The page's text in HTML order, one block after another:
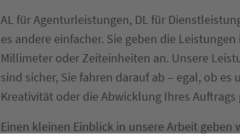
AL für Agenturleistungen, DL für
es andere einfacher. Sie geben die
Millimeter oder Zeiteinheiten an. Unsere
sind sicher, Sie fahren darauf ab – egal, ob
Kreativität oder die Abwicklung Ihres Auftrags
Einen kleinen Einblick in unsere Arbeit